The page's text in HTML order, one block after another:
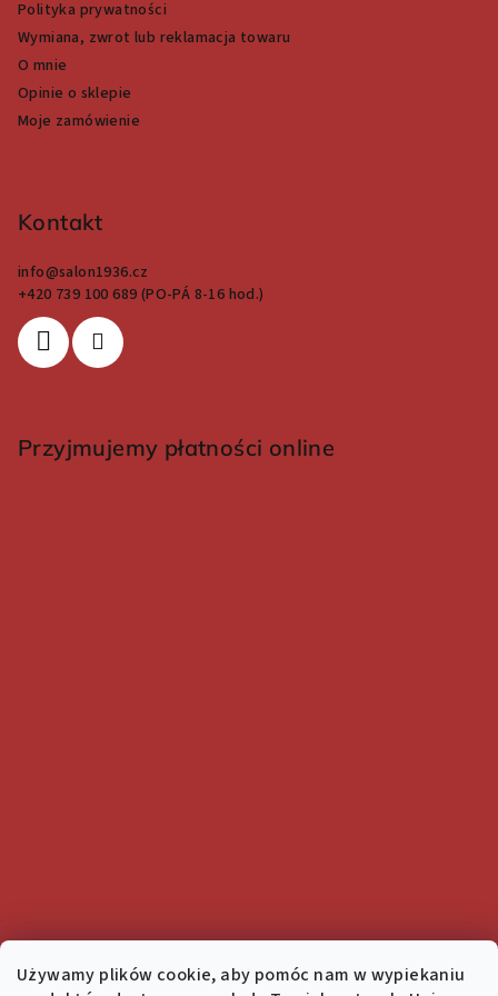
Używamy plików cookie, aby pomóc nam w wypiekaniu
Polityka prywatności
Wymiana, zwrot lub reklamacja towaru
O mnie
Opinie o sklepie
Moje zamówienie
Kontakt
info@salon1936.cz
+420 739 100 689 (PO-PÁ 8-16 hod.)
Przyjmujemy płatności online